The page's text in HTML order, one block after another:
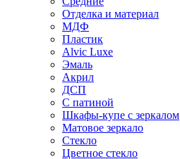
Отделка и материал
МДФ
Пластик
Alvic Luxe
Эмаль
Акрил
ДСП
С патиной
Шкафы-купе с зеркалом
Матовое зеркало
Стекло
Цветное стекло